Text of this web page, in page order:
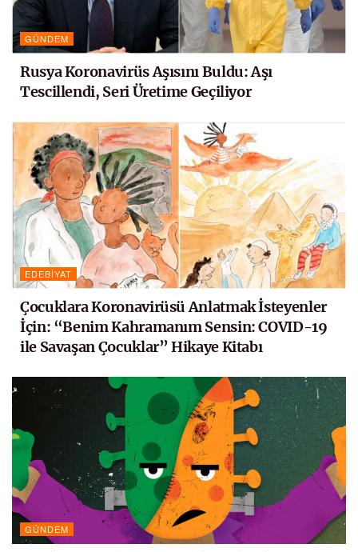
GÜNDEM
Rusya Koronavirüs Aşısını Buldu: Aşı
Tescillendi, Seri Üretime Geçiliyor
EDEBIYAT
Çocuklara Koronavirüsü Anlatmak İsteyenler
İçin: “Benim Kahramanım Sensin: COVID-19
ile Savaşan Çocuklar” Hikaye Kitabı
GÜNDEM